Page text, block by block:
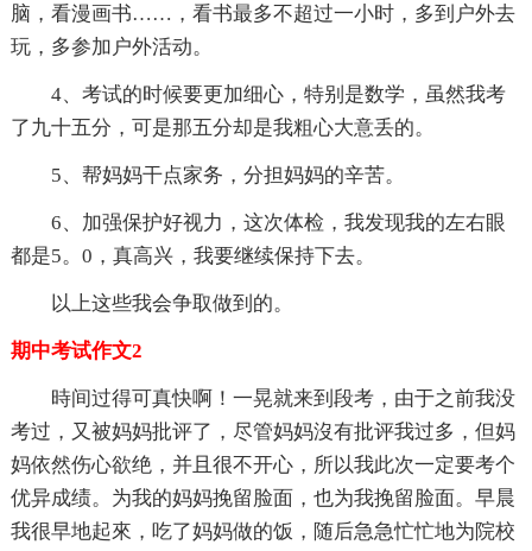
脑，看漫画书……，看书最多不超过一小时，多到户外去
玩，多参加户外活动。
4、考试的时候要更加细心，特别是数学，虽然我考
了九十五分，可是那五分却是我粗心大意丢的。
5、帮妈妈干点家务，分担妈妈的辛苦。
6、加强保护好视力，这次体检，我发现我的左右眼
都是5。0，真高兴，我要继续保持下去。
以上这些我会争取做到的。
期中考试作文2
時间过得可真快啊！一晃就来到段考，由于之前我没
考过，又被妈妈批评了，尽管妈妈沒有批评我过多，但妈
妈依然伤心欲绝，并且很不开心，所以我此次一定要考个
优异成绩。为我的妈妈挽留脸面，也为我挽留脸面。早晨
我很早地起來，吃了妈妈做的饭，随后急急忙忙地为院校